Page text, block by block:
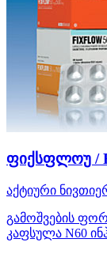
ფიქსფლოუ /
აქტიური
გამოშვების
კაფსულა N60